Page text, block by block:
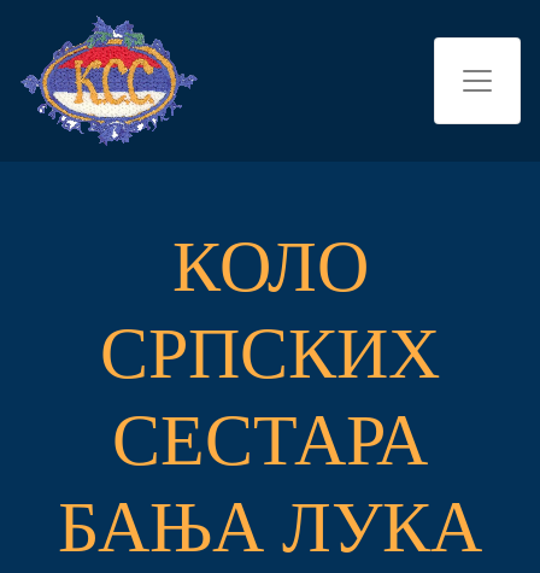
КОЛО
СРПСКИХ
СЕСТАРА
БАЊА ЛУКА